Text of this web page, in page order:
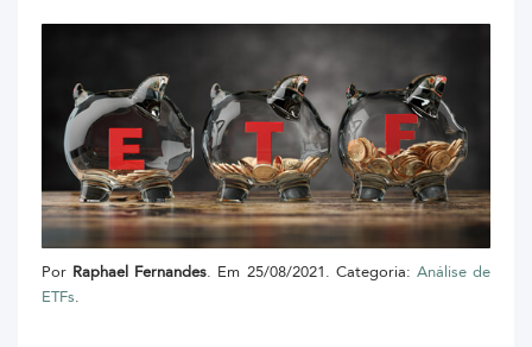
Por Raphael Fernandes. Em 25/08/2021. Categoria: Análise de
ETFs.